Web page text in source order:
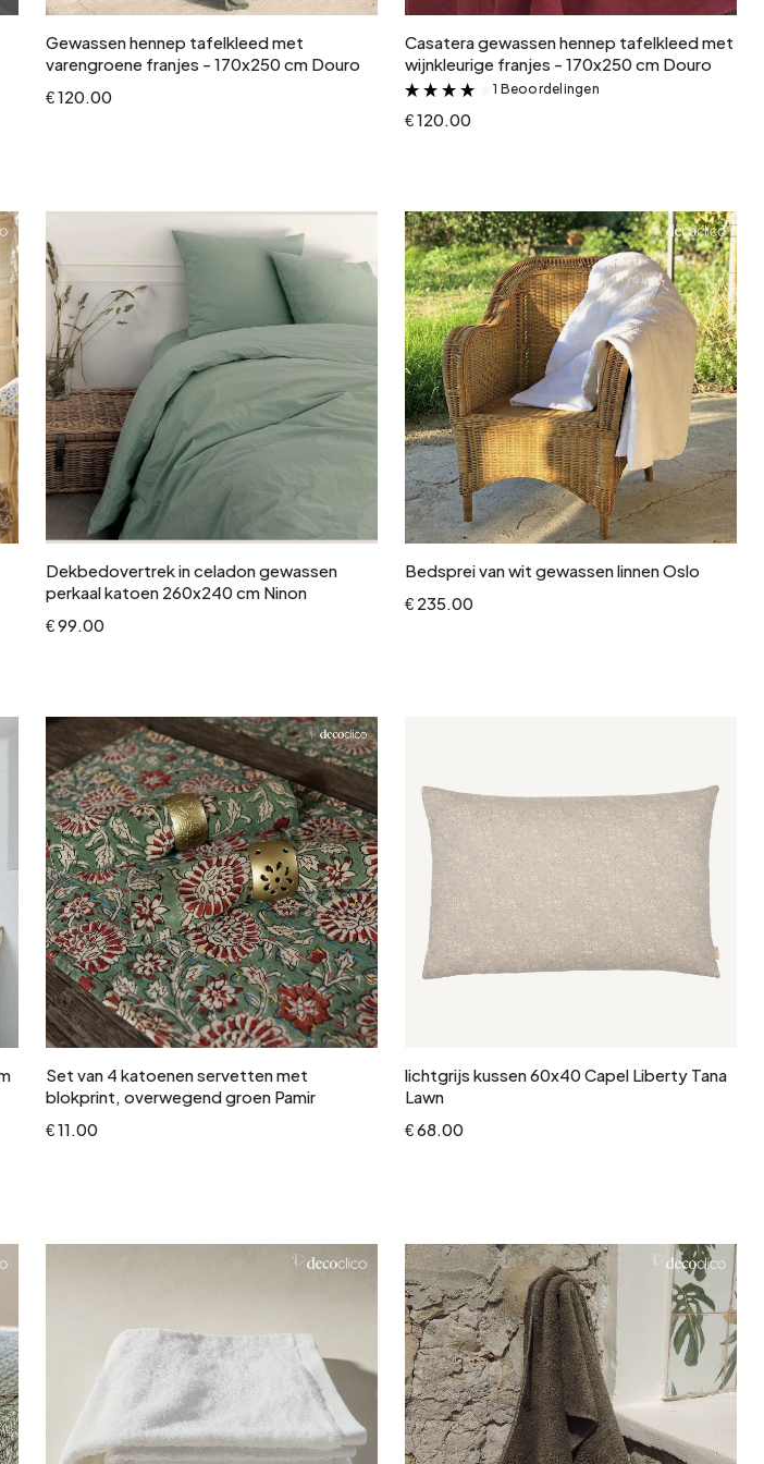
Gewassen hennep tafelkleed met
varengroene franjes - 170x250 cm Douro
€ 120.00
Casatera gewassen hennep tafelkleed met
wijnkleurige franjes - 170x250 cm Douro
&
1 Beoordelingen
€ 120.00
In winkelwagen
Dekbedovertrek in celadon gewassen
perkaal katoen 260x240 cm Ninon
€ 99.00
In winkelwagen
Bedsprei van wit gewassen linnen Oslo
€ 235.00
In winkelwagen
Set van 4 katoenen servetten met
blokprint, overwegend groen Pamir
€ 11.00
lichtgrijs kussen 60x40 Capel Liberty Tana
Lawn
€ 68.00